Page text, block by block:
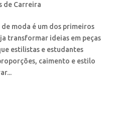
de Carreira
moda é um dos primeiros
transformar ideias em peças
estilistas e estudantes
caimento e estilo